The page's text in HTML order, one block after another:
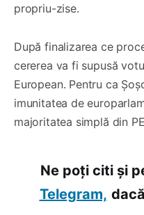
propriu-zise.
După finalizarea ce
cererea va fi supusă
European. Pentru ca
imunitatea de
majoritatea simplă din
Ne poți citi și
Telegram,